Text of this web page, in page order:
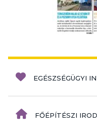
EGÉSZSÉGÜGYI
FŐÉPÍTÉSZI